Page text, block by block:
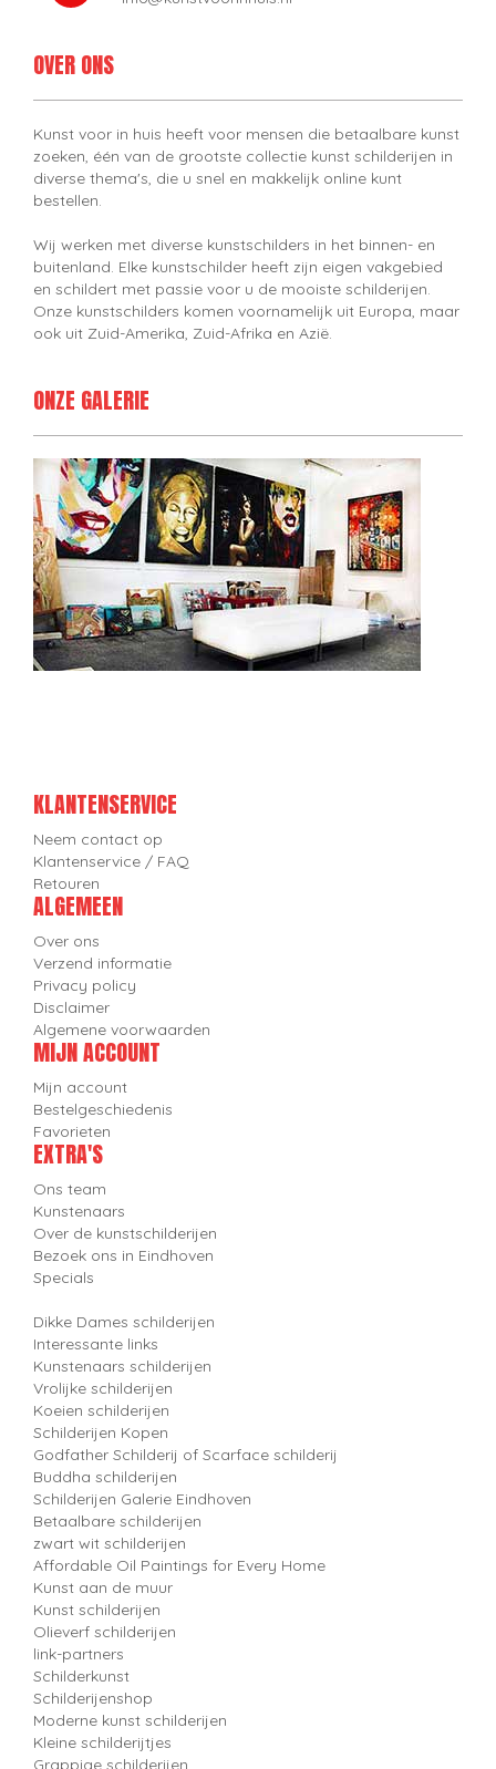
OVER ONS
Kunst voor in huis heeft voor mensen die betaalbare kunst
zoeken, één van de grootste collectie kunst schilderijen in
diverse thema's, die u snel en makkelijk online kunt
bestellen.
Wij werken met diverse kunstschilders in het binnen- en
buitenland. Elke kunstschilder heeft zijn eigen vakgebied
en schildert met passie voor u de mooiste schilderijen.
Onze kunstschilders komen voornamelijk uit Europa, maar
ook uit Zuid-Amerika, Zuid-Afrika en Azië.
ONZE GALERIE
KLANTENSERVICE
Neem contact op
Klantenservice / FAQ
Retouren
ALGEMEEN
Over ons
Verzend informatie
Privacy policy
Disclaimer
Algemene voorwaarden
MIJN ACCOUNT
Mijn account
Bestelgeschiedenis
Favorieten
EXTRA'S
Ons team
Kunstenaars
Over de kunstschilderijen
Bezoek ons in Eindhoven
Specials
Dikke Dames schilderijen
Interessante links
Kunstenaars schilderijen
Vrolijke schilderijen
Koeien schilderijen
Schilderijen Kopen
Godfather Schilderij of Scarface schilderij
Buddha schilderijen
Schilderijen Galerie Eindhoven
Betaalbare schilderijen
zwart wit schilderijen
Affordable Oil Paintings for Every Home
Kunst aan de muur
Kunst schilderijen
Olieverf schilderijen
link-partners
Schilderkunst
Schilderijenshop
Moderne kunst schilderijen
Kleine schilderijtjes
Grappige schilderijen